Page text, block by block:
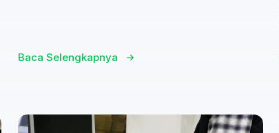
Baca Selengkapnya